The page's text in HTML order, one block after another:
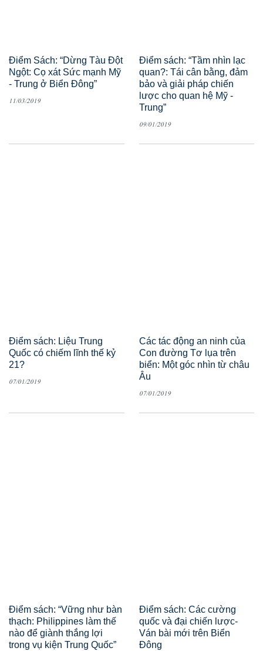
Điểm Sách: “Dừng Tàu Đột
Ngột: Cọ xát Sức mạnh Mỹ
- Trung ở Biển Đông”
11/03/2019
Điểm sách: “Tầm nhìn lạc
quan?: Tái cân bằng, đảm
bảo và giải pháp chiến
lược cho quan hệ Mỹ -
Trung”
09/01/2019
Điểm sách: Liệu Trung
Quốc có chiếm lĩnh thế kỷ
21?
07/01/2019
Các tác động an ninh của
Con đường Tơ lụa trên
biển: Một góc nhìn từ châu
Âu
07/01/2019
Điểm sách: “Vững như bàn
thạch: Philippines làm thế
nào để giành thắng lợi
trong vụ kiện Trung Quốc”
Điểm sách: Các cường
quốc và đại chiến lược-
Ván bài mới trên Biển
Đông